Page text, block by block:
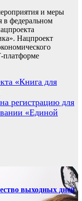
и меры
в федеральном
Нацпроект
платформе
«Книга для
регистрацию для
«Единой
выходных дней